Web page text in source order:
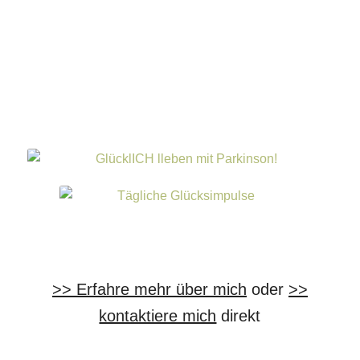
>> Erfahre mehr über mich oder >>
kontaktiere mich direkt